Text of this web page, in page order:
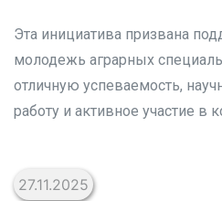
Эта инициатива призвана
молодежь аграрных
отличную успеваемость,
работу и активное участие в
27.11.2025